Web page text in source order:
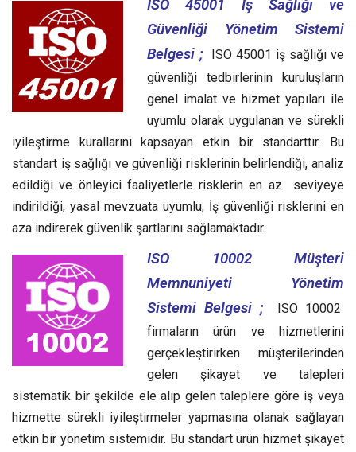
ISO 45001 İş Sağlığı ve
Güvenliği Yönetim Sistemi
Belgesi ;
ISO 45001 iş sağlığı ve
güvenliği tedbirlerinin kuruluşların
genel imalat ve hizmet yapıları ile
uyumlu olarak uygulanan ve sürekli
iyileştirme kurallarını kapsayan etkin bir standarttır.
Bu
standart iş sağlığı ve güvenliği risklerinin belirlendiği, analiz
edildiği ve önleyici faaliyetlerle risklerin en az seviyeye
indirildiği, yasal mevzuata uyumlu, İş güvenliği risklerini en
aza indirerek güvenlik şartlarını sağlamaktadır.
ISO 10002 Müşteri
Memnuniyeti Yönetim
Sistemi Belgesi ;
ISO 10002
firmaların ürün ve hizmetlerini
gerçekleştirirken müşterilerinden
gelen şikayet ve talepleri
sistematik bir şekilde ele alıp gelen taleplere göre iş veya
hizmette sürekli iyileştirmeler yapmasına olanak sağlayan
etkin bir yönetim sistemidir. Bu standart ürün hizmet şikayet